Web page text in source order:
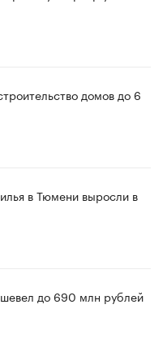
домов до 6
в Тюмени выросли в
до 690 млн рублей